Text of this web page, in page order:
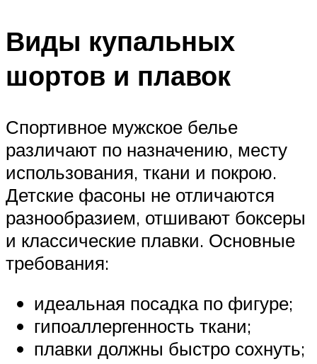
Виды купальных
шортов и плавок
Спортивное мужское белье
различают по назначению, месту
использования, ткани и покрою.
Детские фасоны не отличаются
разнообразием, отшивают боксеры
и классические плавки. Основные
требования:
идеальная посадка по фигуре;
гипоаллергенность ткани;
плавки должны быстро сохнуть;